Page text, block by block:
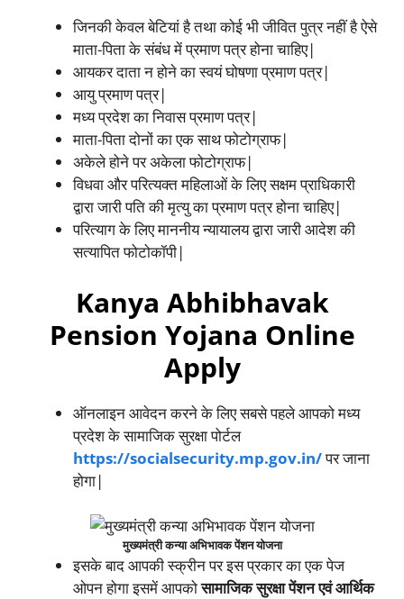
जिनकी केवल बेटियां है तथा कोई भी जीवित पुत्र नहीं है ऐसे
माता-पिता के संबंध में प्रमाण पत्र होना चाहिए|
आयकर दाता न होने का स्वयं घोषणा प्रमाण पत्र|
आयु प्रमाण पत्र|
मध्य प्रदेश का निवास प्रमाण पत्र|
माता-पिता दोनों का एक साथ फोटोग्राफ|
अकेले होने पर अकेला फोटोग्राफ|
विधवा और परित्यक्त महिलाओं के लिए सक्षम प्राधिकारी
द्वारा जारी पति की मृत्यु का प्रमाण पत्र होना चाहिए|
परित्याग के लिए माननीय न्यायालय द्वारा जारी आदेश की
सत्यापित फोटोकॉपी|
Kanya Abhibhavak
Pension Yojana Online
Apply
ऑनलाइन आवेदन करने के लिए सबसे पहले आपको मध्य
प्रदेश के सामाजिक सुरक्षा पोर्टल
https://socialsecurity.mp.gov.in/पर जाना
होगा|
मुख्यमंत्री कन्या अभिभावक पेंशन योजना
इसके बाद आपकी स्क्रीन पर इस प्रकार का एक पेज
ओपन होगा इसमें आपकोसामाजि‍क सुरक्षा पेंशन एवं आर्थिक